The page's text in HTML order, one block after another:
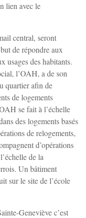
lien avec le
central, seront
de répondre aux
usages des habitants.
l’OAH, a de son
quartier afin de
de logements
se fait à l’échelle
des logements basés
de relogements,
d’opérations
de la
Un bâtiment
sur le site de l’école
Geneviève c’est